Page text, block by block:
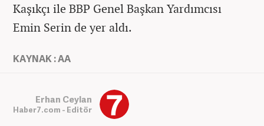
Kaşıkçı ile BBP Genel Başkan Yardımcısı
Emin Serin de yer aldı.
KAYNAK : AA
Erhan Ceylan
Haber7.com - Editör